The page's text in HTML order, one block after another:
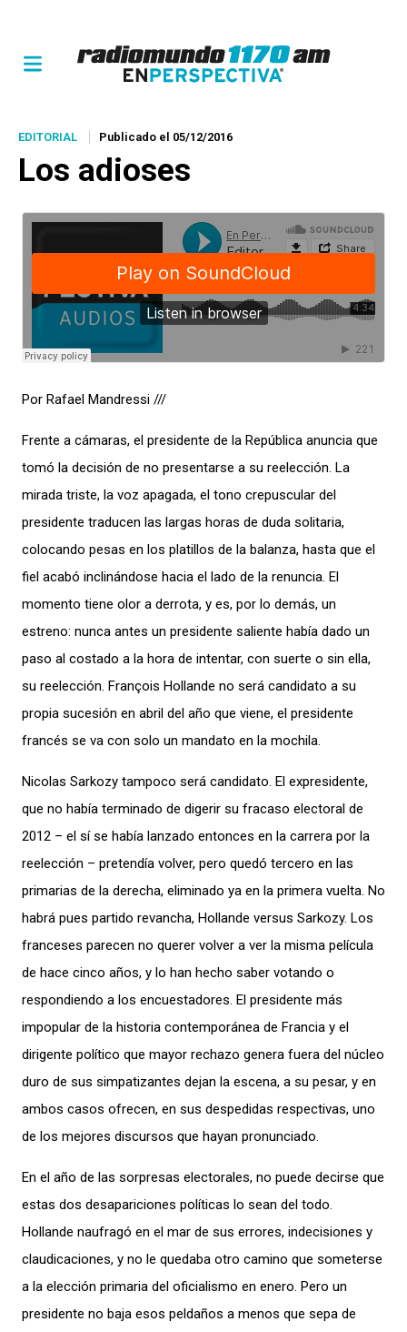
EDITORIAL Publicado el 05/12/2016
Los adioses
Por Rafael Mandressi ///
Frente a cámaras, el presidente de la República anuncia que
tomó la decisión de no presentarse a su reelección. La
mirada triste, la voz apagada, el tono crepuscular del
presidente traducen las largas horas de duda solitaria,
colocando pesas en los platillos de la balanza, hasta que el
fiel acabó inclinándose hacia el lado de la renuncia. El
momento tiene olor a derrota, y es, por lo demás, un
estreno: nunca antes un presidente saliente había dado un
paso al costado a la hora de intentar, con suerte o sin ella,
su reelección. François Hollande no será candidato a su
propia sucesión en abril del año que viene, el presidente
francés se va con solo un mandato en la mochila.
Nicolas Sarkozy tampoco será candidato. El expresidente,
que no había terminado de digerir su fracaso electoral de
2012 – el sí se había lanzado entonces en la carrera por la
reelección – pretendía volver, pero quedó tercero en las
primarias de la derecha, eliminado ya en la primera vuelta. No
habrá pues partido revancha, Hollande versus Sarkozy. Los
franceses parecen no querer volver a ver la misma película
de hace cinco años, y lo han hecho saber votando o
respondiendo a los encuestadores. El presidente más
impopular de la historia contemporánea de Francia y el
dirigente político que mayor rechazo genera fuera del núcleo
duro de sus simpatizantes dejan la escena, a su pesar, y en
ambos casos ofrecen, en sus despedidas respectivas, uno
de los mejores discursos que hayan pronunciado.
En el año de las sorpresas electorales, no puede decirse que
estas dos desapariciones políticas lo sean del todo.
Hollande naufragó en el mar de sus errores, indecisiones y
claudicaciones, y no le quedaba otro camino que someterse
a la elección primaria del oficialismo en enero. Pero un
presidente no baja esos peldaños a menos que sepa de